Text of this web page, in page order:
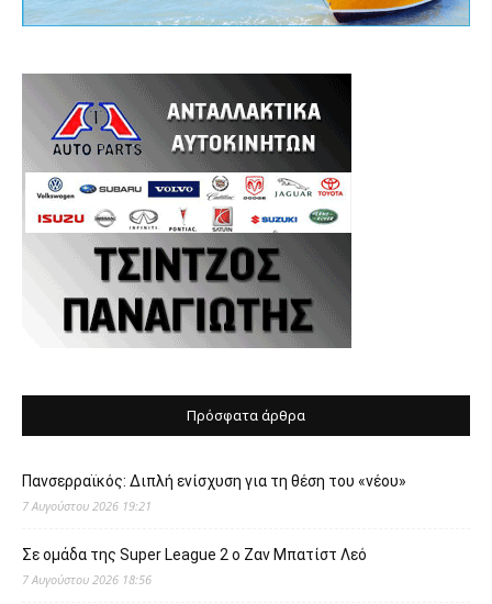
Πρόσφατα άρθρα
Πανσερραϊκός: Διπλή ενίσχυση για τη θέση του «νέου»
7 Αυγούστου 2026 19:21
Σε ομάδα της Super League 2 o Ζαν Μπατίστ Λεό
7 Αυγούστου 2026 18:56